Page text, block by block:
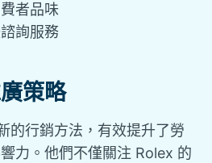
者品味
詢服務
策略
的行銷方法，有效提升了勞
力。他們不僅關注 Rolex 的